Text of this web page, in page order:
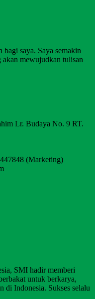
saya. Saya semakin
akan mewujudkan tulisan
Lr. Budaya No. 9 RT.
(Marketing)
SMI hadir memberi
untuk berkarya,
di Indonesia. Sukses selalu